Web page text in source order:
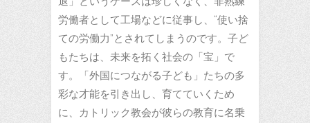
労働者として工場などに従事し、“使い捨
ての労働力”とされてしまうのです。子ど
もたちは、未来を拓く社会の「宝」で
す。「外国につながる子ども」たちの多
彩な才能を引き出し、育てていくため
に、カトリック教会が彼らの教育に名乗